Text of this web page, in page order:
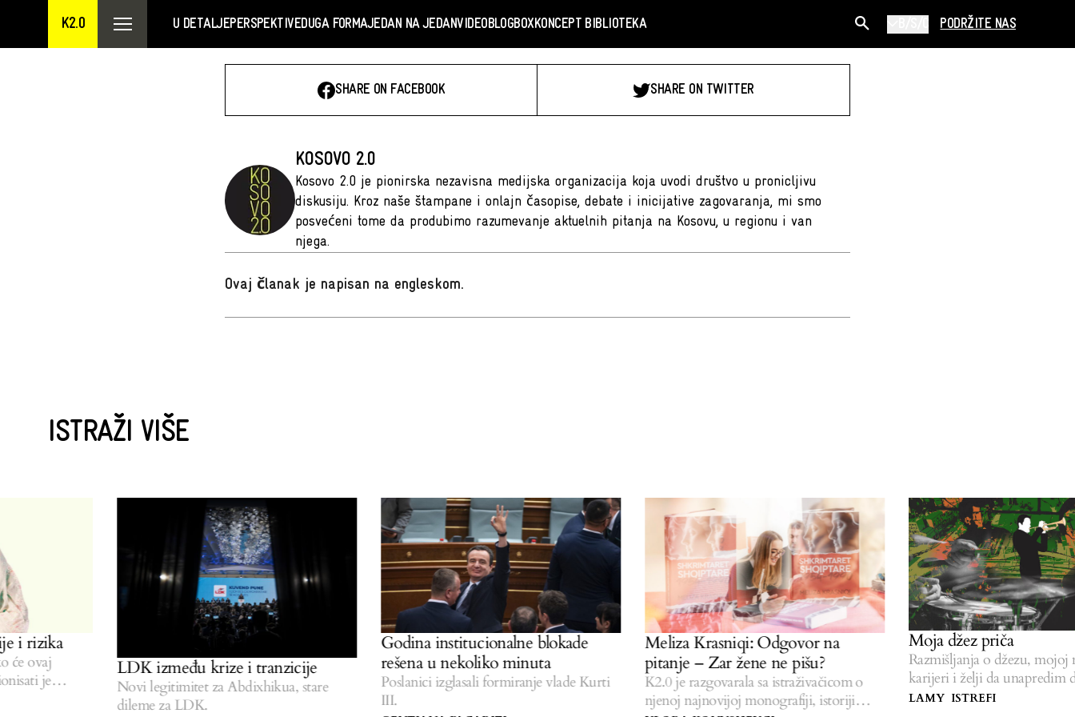
K2.0 U DETALJEPERSPEKTIVEDUGA FORMAJEDAN NA JEDANVIDEOBLOGBOXKONCEPT BIBLIOTEKA PODRŽITE NAS
SHARE ON FACEBOOK SHARE ON TWITTER
KOSOVO 2.0
Kosovo 2.0 je pionirska nezavisna medijska organizacija koja uvodi društvo u pronicljivu
diskusiju. Kroz naše štampane i onlajn časopise, debate i inicijative zagovaranja, mi smo
posvećeni tome da produbimo razumevanje aktuelnih pitanja na Kosovu, u regionu i van
njega.
Ovaj članak je napisan na engleskom.
ISTRAŽI VIŠE
rizika
ovaj
je
LDK između krize i tranzicije
Novi legitimitet za Abdixhikua, stare
dileme za LDK.
Godina institucionalne blokade
rešena u nekoliko minuta
Poslanici izglasali formiranje vlade Kurti
Meliza Krasniqi: Odgovor na
pitanje – Zar žene ne pišu?
K2.0 je razgovarala sa istraživačicom o
njenoj najnovijoj monografiji, istoriji
Moja džez priča
Razmišljanja o džezu, mojoj
karijeri i želji da unapredim
Kosova.
LAMY ISTREFI